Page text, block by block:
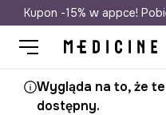
Darmowa
Kupon -15% w appce!
Wygląda na to, że
dostępny.